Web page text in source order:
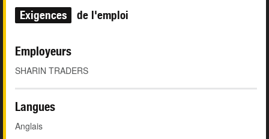
Exigences de l'emploi
Employeurs
SHARIN TRADERS
Langues
Anglais